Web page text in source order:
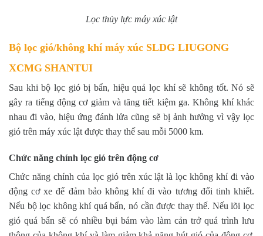
Lọc thủy lực máy xúc lật
Bộ lọc gió/không khí máy xúc SLDG LIUGONG
XCMG SHANTUI
Sau khi bộ lọc gió bị bẩn, hiệu quả lọc khí sẽ không tốt. Nó sẽ
gây ra tiếng động cơ giảm và tăng tiết kiệm ga. Không khí khác
nhau đi vào, hiệu ứng đánh lửa cũng sẽ bị ảnh hưởng vì vậy lọc
gió trên máy xúc lật được thay thế sau mỗi 5000 km.
Chức năng chính lọc gió trên động cơ
Chức năng chính của lọc gió trên xúc lật là lọc không khí đi vào
động cơ xe để đảm bảo không khí đi vào tương đối tinh khiết.
Nếu bộ lọc không khí quá bẩn, nó cần được thay thế. Nếu lõi lọc
gió quá bẩn sẽ có nhiều bụi bám vào làm cản trở quá trình lưu